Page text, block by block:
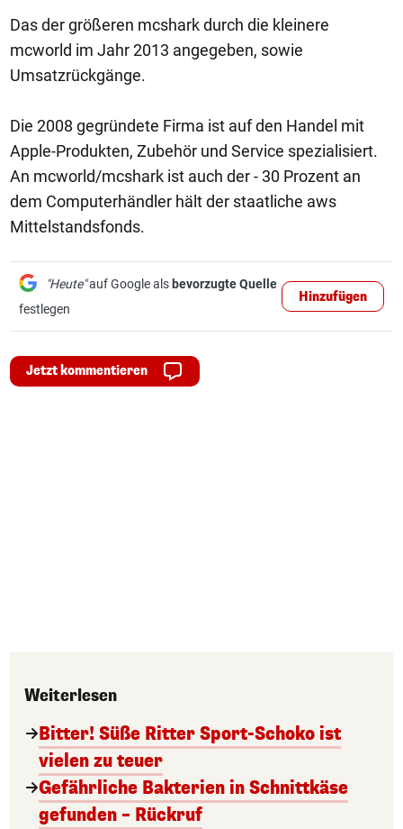
Das der größeren mcshark durch die kleinere
mcworld im Jahr 2013 angegeben, sowie
Umsatzrückgänge.
Die 2008 gegründete Firma ist auf den Handel mit
Apple-Produkten, Zubehör und Service spezialisiert.
An mcworld/mcshark ist auch der - 30 Prozent an
dem Computerhändler hält der staatliche aws
Mittelstandsfonds.
"Heute"auf Google als bevorzugte Quelle
festlegen
Hinzufügen
Jetzt kommentieren
Weiterlesen
Bitter! Süße Ritter Sport-Schoko ist
vielen zu teuer
Gefährliche Bakterien in Schnittkäse
gefunden – Rückruf